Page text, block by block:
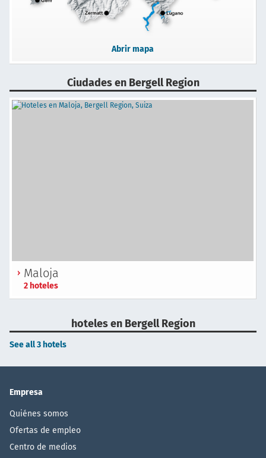
Abrir mapa
Ciudades en Bergell Region
Maloja
2 hoteles
hoteles en Bergell Region
See all 3 hotels
Empresa
Quiénes somos
Ofertas de empleo
Centro de medios